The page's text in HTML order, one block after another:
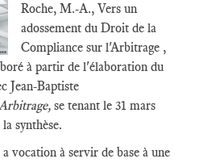
Roche, M.-A., Vers un
adossement du Droit de la
Compliance sur l'Arbitrage ,
à partir de l'élaboration du
Jean-Baptiste
se tenant le 31 mars
synthèse.
vocation à servir de base à une